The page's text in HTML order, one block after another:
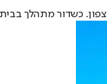
כשדור מתהלך